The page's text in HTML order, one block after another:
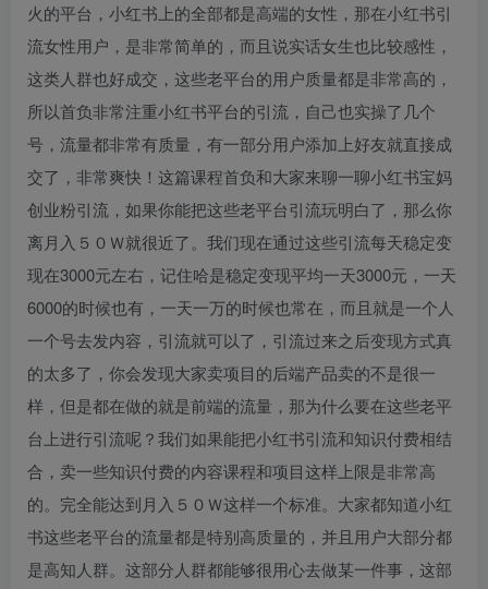
火的平台，小红书上的全部都是高端的女性，那在小红书引
流女性用户，是非常简单的，而且说实话女生也比较感性，
这类人群也好成交，这些老平台的用户质量都是非常高的，
所以首负非常注重小红书平台的引流，自己也实操了几个
号，流量都非常有质量，有一部分用户添加上好友就直接成
交了，非常爽快！这篇课程首负和大家来聊一聊小红书宝妈
创业粉引流，如果你能把这些老平台引流玩明白了，那么你
离月入５０Ｗ就很近了。我们现在通过这些引流每天稳定变
现在3000元左右，记住哈是稳定变现平均一天3000元，一天
6000的时候也有，一天一万的时候也常在，而且就是一个人
一个号去发内容，引流就可以了，引流过来之后变现方式真
的太多了，你会发现大家卖项目的后端产品卖的不是很一
样，但是都在做的就是前端的流量，那为什么要在这些老平
台上进行引流呢？我们如果能把小红书引流和知识付费相结
合，卖一些知识付费的内容课程和项目这样上限是非常高
的。完全能达到月入５０Ｗ这样一个标准。大家都知道小红
书这些老平台的流量都是特别高质量的，并且用户大部分都
是高知人群。这部分人群都能够很用心去做某一件事，这部